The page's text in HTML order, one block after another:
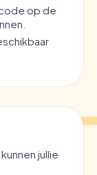
op de
jullie